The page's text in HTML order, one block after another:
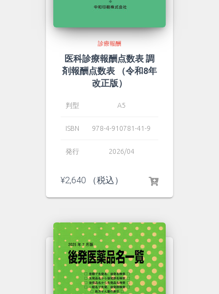
診療報酬
医科診療報酬点数表 調
剤報酬点数表 （令和8年
改正版）
判型 A5
ISBN 978-4-910781-41-9
発行 2026/04
¥2,640 （税込）